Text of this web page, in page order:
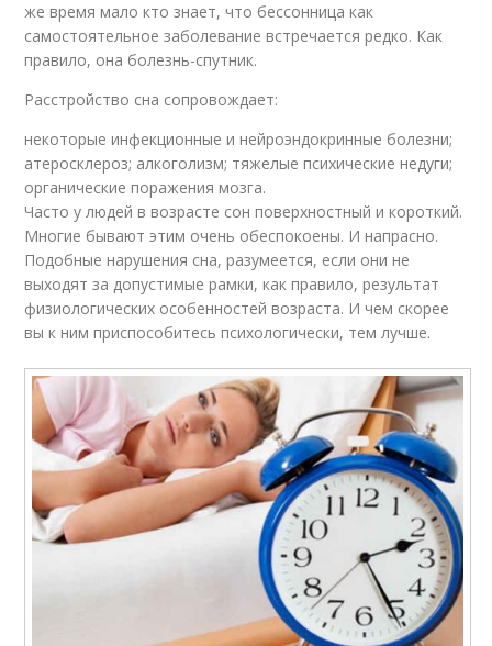
же время мало кто знает, что бессонница как
самостоятельное заболевание встречается редко. Как
правило, она болезнь-спутник.
Расстройство сна сопровождает:
некоторые инфекционные и нейроэндокринные болезни;
атеросклероз; алкоголизм; тяжелые психические недуги;
органические поражения мозга.
Часто у людей в возрасте сон поверхностный и короткий.
Многие бывают этим очень обеспокоены. И напрасно.
Подобные нарушения сна, разумеется, если они не
выходят за допустимые рамки, как правило, результат
физиологических особенностей возраста. И чем скорее
вы к ним приспособитесь психологически, тем лучше.